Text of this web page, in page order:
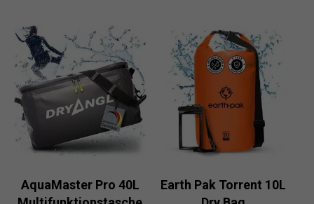
AquaMaster Pro 40L
Earth Pak Torrent 10L